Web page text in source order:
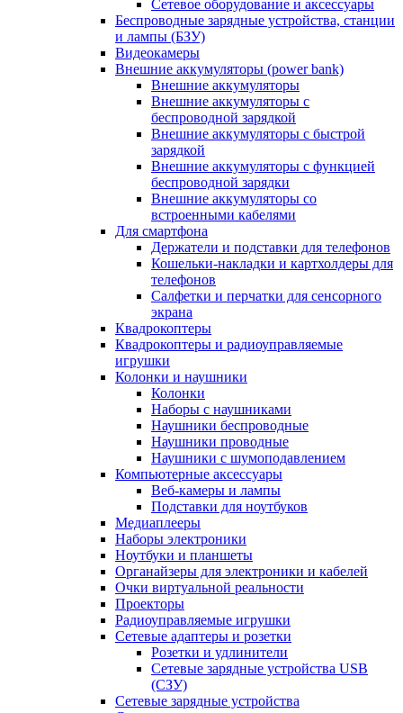
Сетевое оборудование и аксессуары
Беспроводные зарядные устройства, станции
и лампы (БЗУ)
Видеокамеры
Внешние аккумуляторы (power bank)
Внешние аккумуляторы
Внешние аккумуляторы с
беспроводной зарядкой
Внешние аккумуляторы с быстрой
зарядкой
Внешние аккумуляторы с функцией
беспроводной зарядки
Внешние аккумуляторы со
встроенными кабелями
Для смартфона
Держатели и подставки для телефонов
Кошельки-накладки и картхолдеры для
телефонов
Салфетки и перчатки для сенсорного
экрана
Квадрокоптеры
Квадрокоптеры и радиоуправляемые
игрушки
Колонки и наушники
Колонки
Наборы с наушниками
Наушники беспроводные
Наушники проводные
Наушники с шумоподавлением
Компьютерные аксессуары
Веб-камеры и лампы
Подставки для ноутбуков
Медиаплееры
Наборы электроники
Ноутбуки и планшеты
Органайзеры для электроники и кабелей
Очки виртуальной реальности
Проекторы
Радиоуправляемые игрушки
Сетевые адаптеры и розетки
Розетки и удлинители
Сетевые зарядные устройства USB
(СЗУ)
Сетевые зарядные устройства